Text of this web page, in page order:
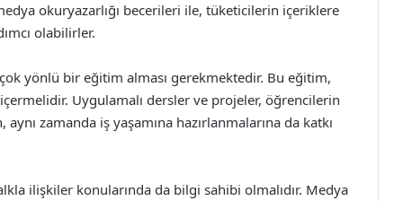
okuryazarlığı becerileri ile, tüketicilerin içeriklere
olabilirler.
yönlü bir eğitim alması gerekmektedir. Bu eğitim,
Uygulamalı dersler ve projeler, öğrencilerin
zamanda iş yaşamına hazırlanmalarına da katkı
ilişkiler konularında da bilgi sahibi olmalıdır. Medya